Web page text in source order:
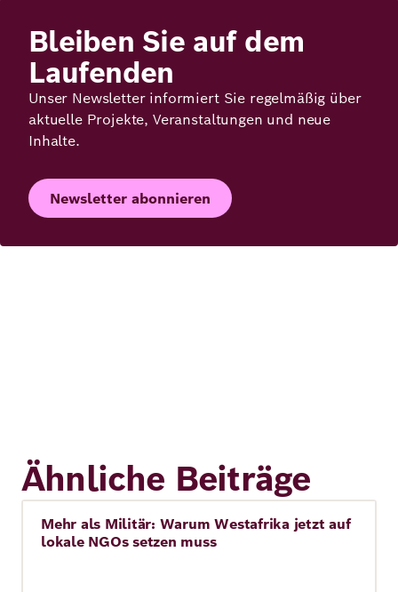
Bleiben Sie auf dem
Laufenden
Unser Newsletter informiert Sie regelmäßig über
aktuelle Projekte, Veranstaltungen und neue
Inhalte.
Newsletter abonnieren
Ähnliche Beiträge
Story
Mehr als Militär: Warum Westafrika jetzt auf
lokale NGOs setzen muss